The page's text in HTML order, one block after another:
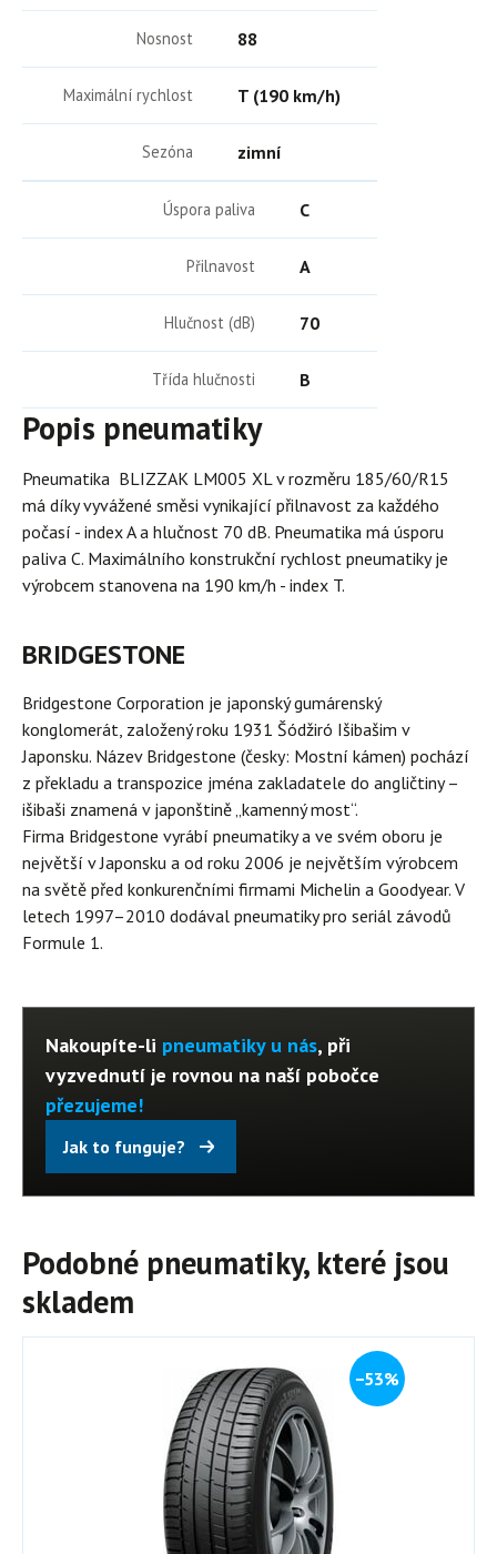
Nosnost 88
Maximální rychlost T (190 km/h)
Sezóna zimní
Úspora paliva C
Přilnavost A
Hlučnost (dB) 70
Třída hlučnosti B
Popis pneumatiky
Pneumatika BLIZZAK LM005 XL v rozměru 185/60/R15
má díky vyvážené směsi vynikající přilnavost za každého
počasí - index A a hlučnost 70 dB. Pneumatika má úsporu
paliva C. Maximálního konstrukční rychlost pneumatiky je
výrobcem stanovena na 190 km/h - index T.
BRIDGESTONE
Bridgestone Corporation je japonský gumárenský
konglomerát, založený roku 1931 Šódžiró Išibašim v
Japonsku. Název Bridgestone (česky: Mostní kámen) pochází
z překladu a transpozice jména zakladatele do angličtiny –
išibaši znamená v japonštině „kamenný most“.
Firma Bridgestone vyrábí pneumatiky a ve svém oboru je
největší v Japonsku a od roku 2006 je největším výrobcem
na světě před konkurenčními firmami Michelin a Goodyear. V
letech 1997–2010 dodával pneumatiky pro seriál závodů
Formule 1.
Nakoupíte-li pneumatiky u nás, při
vyzvednutí je rovnou na naší pobočce
přezujeme!
Jak to funguje?
Podobné pneumatiky, které jsou
skladem
−53%